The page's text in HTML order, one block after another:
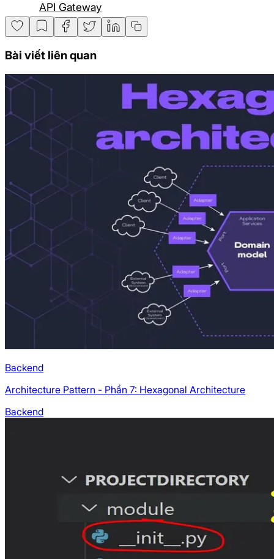
API Gateway
Bài viết liên quan
Backend
Architecture Pattern - Phần 7: Hexagonal Architecture
Backend